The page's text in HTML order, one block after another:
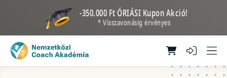
-350.000 Ft ÓRIÁSI Kupon Akció!
* Visszavonásig érvényes